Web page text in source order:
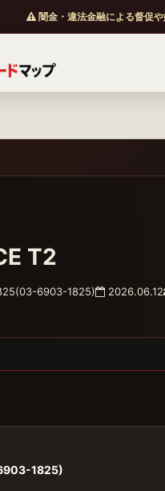
闇金・違法金融による督促や
T2
6903-1825) 2026.06.12
1825)